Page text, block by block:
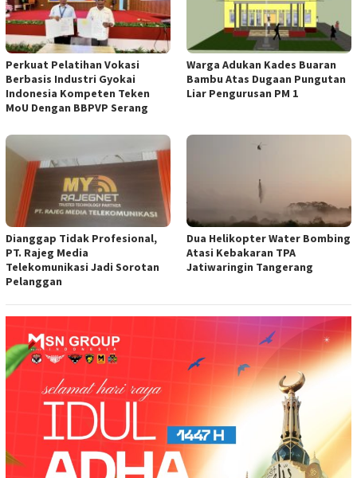
Perkuat Pelatihan Vokasi
Berbasis Industri Gyokai
Indonesia Kompeten Teken
MoU Dengan BBPVP Serang
Warga Adukan Kades Buaran
Bambu Atas Dugaan Pungutan
Liar Pengurusan PM 1
Dianggap Tidak Profesional,
PT. Rajeg Media
Telekomunikasi Jadi Sorotan
Pelanggan
Dua Helikopter Water Bombing
Atasi Kebakaran TPA
Jatiwaringin Tangerang